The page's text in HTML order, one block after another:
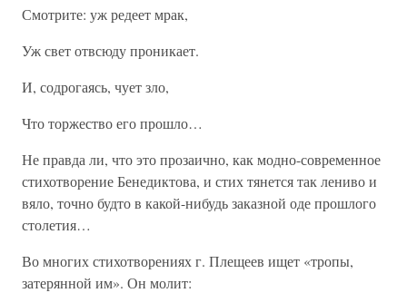
Смотрите: уж редеет мрак,
Уж свет отвсюду проникает.
И, содрогаясь, чует зло,
Что торжество его прошло…
Не правда ли, что это прозаично, как модно-современное
стихотворение Бенедиктова, и стих тянется так лениво и
вяло, точно будто в какой-нибудь заказной оде прошлого
столетия…
Во многих стихотворениях г. Плещеев ищет «тропы,
затерянной им». Он молит: